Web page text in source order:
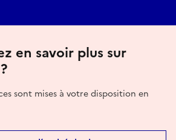
en savoir plus sur
sont mises à votre disposition en